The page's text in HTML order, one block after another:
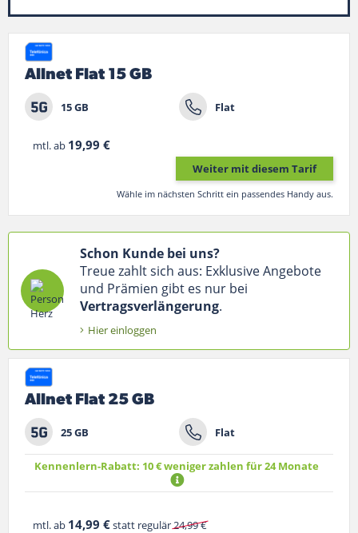
Allnet Flat 15 GB
15 GB Flat
mtl. ab 19,99 €
Weiter mit diesem Tarif
Wähle im nächsten Schritt ein passendes Handy aus.
Schon Kunde bei uns?
Treue zahlt sich aus: Exklusive Angebote
und Prämien gibt es nur bei
Vertragsverlängerung.
Hier einloggen
Allnet Flat 25 GB
25 GB Flat
Kennenlern-Rabatt: 10 € weniger zahlen für 24 Monate
mtl. ab 14,99 €statt regulär24,99 €